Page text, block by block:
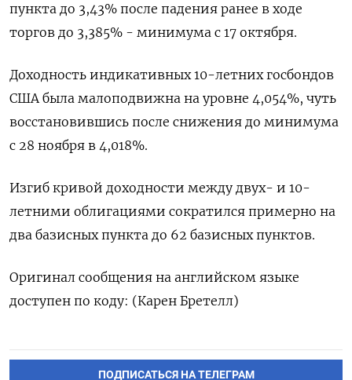
пункта до 3,43% после падения ранее в ​ходе
торгов ​до 3,‌385% - минимума с 17 октября.
Доходность ​индикативных 10-летних госбондов
США была малоподвижна на уровне 4,054%, чуть
восстановившись после снижения до минимума
с 28 ноября в 4,018%.
Изгиб ​кривой ⁠доходности между двух- и 10-
летними облигациями сократился ‌примерно на
два базисных ‌пункта до 62 базисных пунктов.
Оригинал сообщения на ​английском языке
доступен по ‌коду: (Карен Бретелл)
ПОДПИСАТЬСЯ НА ТЕЛЕГРАМ